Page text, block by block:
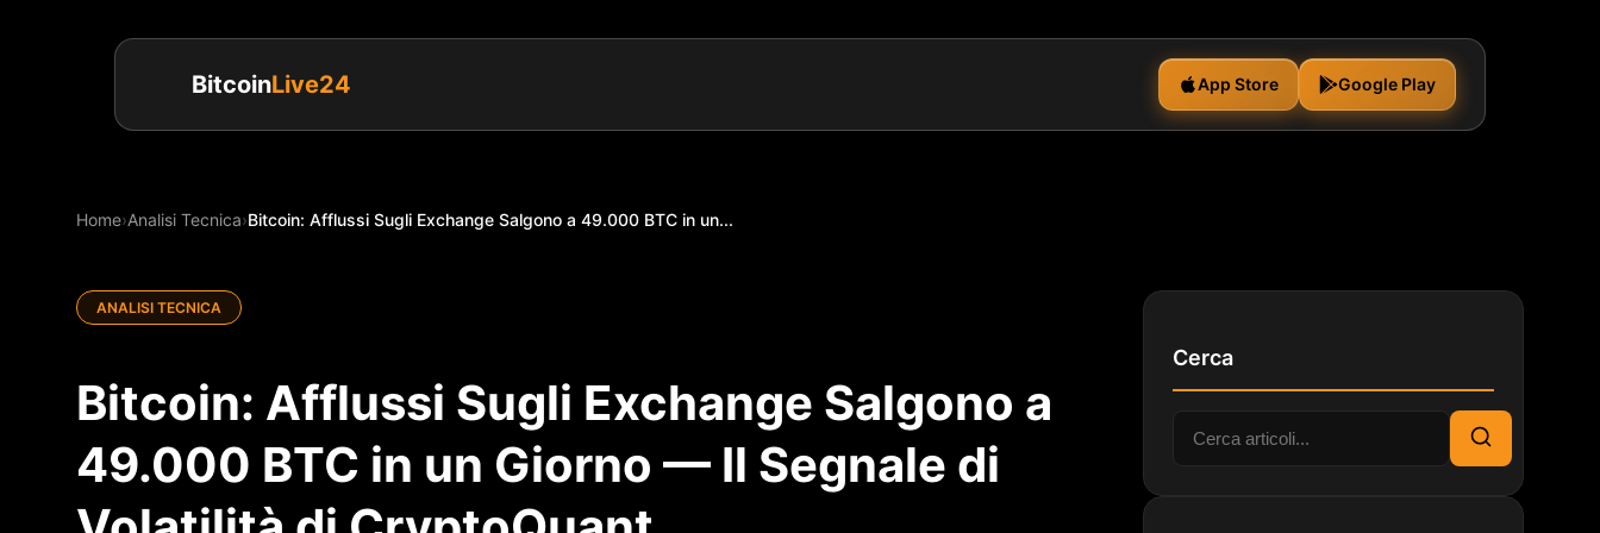
BitcoinLive24 App Store Google Play
Home›Analisi Tecnica›Bitcoin: Afflussi Sugli Exchange Salgono a 49.000 BTC in un...
ANALISI TECNICA
Bitcoin: Afflussi Sugli Exchange Salgono a
49.000 BTC in un Giorno — Il Segnale di
Cerca
Cerca:
Cerca